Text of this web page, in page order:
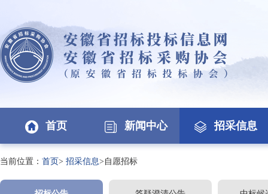
首页 新闻中心 招采信息
当前位置： 首页> 招采信息>自愿招标